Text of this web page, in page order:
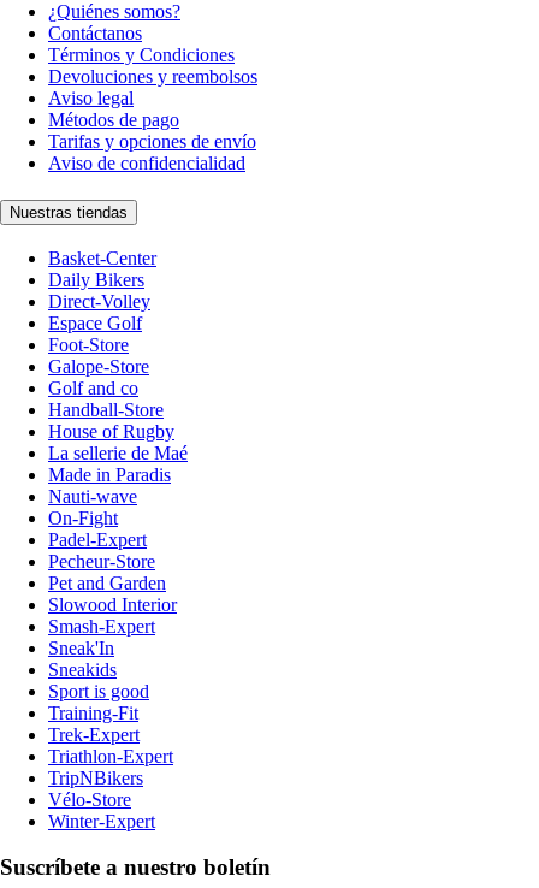
¿Quiénes somos?
Contáctanos
Términos y Condiciones
Devoluciones y reembolsos
Aviso legal
Métodos de pago
Tarifas y opciones de envío
Aviso de confidencialidad
Nuestras tiendas
Basket-Center
Daily Bikers
Direct-Volley
Espace Golf
Foot-Store
Galope-Store
Golf and co
Handball-Store
House of Rugby
La sellerie de Maé
Made in Paradis
Nauti-wave
On-Fight
Padel-Expert
Pecheur-Store
Pet and Garden
Slowood Interior
Smash-Expert
Sneak'In
Sneakids
Sport is good
Training-Fit
Trek-Expert
Triathlon-Expert
TripNBikers
Vélo-Store
Winter-Expert
Suscríbete a nuestro boletín